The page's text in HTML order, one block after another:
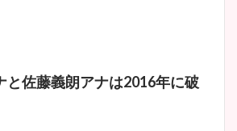
と佐藤義朗アナは2016年に破